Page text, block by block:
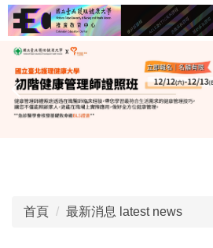
跳
到
主
要
內
容
首頁 最新消息 latest news